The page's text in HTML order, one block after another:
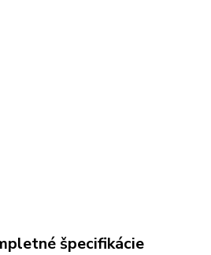
špecifikácie